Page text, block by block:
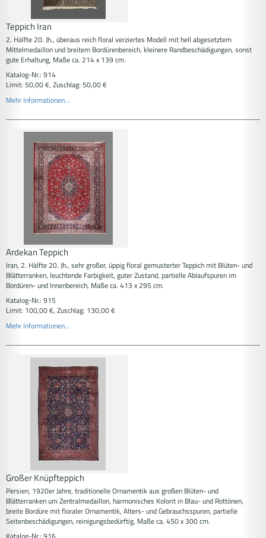
Teppich Iran
2. Hälfte 20. Jh., überaus reich floral verziertes Modell mit hell abgesetztem
Mittelmedaillon und breitem Bordürenbereich, kleinere Randbeschädigungen, sonst
gute Erhaltung, Maße ca. 214 x 139 cm.
Katalog-Nr.: 914
Limit: 50,00 €, Zuschlag: 50,00 €
Mehr Informationen...
Ardekan Teppich
Iran, 2. Hälfte 20. Jh., sehr großer, üppig floral gemusterter Teppich mit Blüten- und
Blätterranken, leuchtende Farbigkeit, guter Zustand, partielle Ablaufspuren im
Bordüren- und Innenbereich, Maße ca. 413 x 295 cm.
Katalog-Nr.: 915
Limit: 100,00 €, Zuschlag: 130,00 €
Mehr Informationen...
Großer Knüpfteppich
Persien, 1920er Jahre, traditionelle Ornamentik aus großen Blüten- und
Blätterranken um Zentralmedaillon, harmonisches Kolorit in Blau- und Rottönen,
breite Bordüre mit floraler Ornamentik, Alters- und Gebrauchsspuren, partielle
Seitenbeschädigungen, reinigungsbedürftig, Maße ca. 450 x 300 cm.